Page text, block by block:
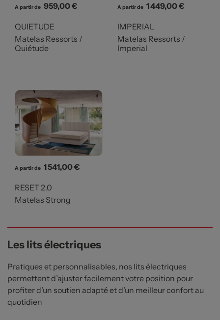
A partir de Prix
959,00 €
QUIETUDE
Matelas Ressorts /
Quiétude
A partir de Prix
1 449,00 €
IMPERIAL
Matelas Ressorts /
Imperial
A partir de Prix
1 541,00 €
RESET 2.0
Matelas Strong
Les lits électriques
Pratiques et personnalisables, nos lits électriques
permettent d’ajuster facilement votre position pour
profiter d’un soutien adapté et d’un meilleur confort au
quotidien